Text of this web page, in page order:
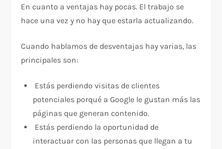
En cuanto a ventajas hay pocas. El trabajo se
hace una vez y no hay que estarla actualizando.
Cuando hablamos de desventajas hay varias, las
principales son:
Estás perdiendo visitas de clientes
potenciales porqué a Google le gustan más las
páginas que generan contenido.
Estás perdiendo la oportunidad de
interactuar con las personas que llegan a tu